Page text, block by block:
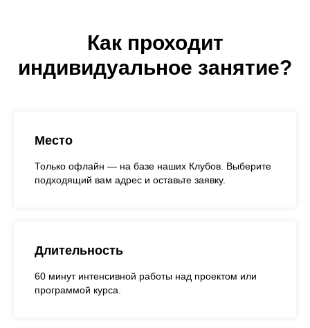
Как проходит
индивидуальное занятие?
Место
Только офлайн — на базе наших Клубов. Выберите
подходящий вам адрес и оставьте заявку.
Длительность
60 минут интенсивной работы над проектом или
программой курса.